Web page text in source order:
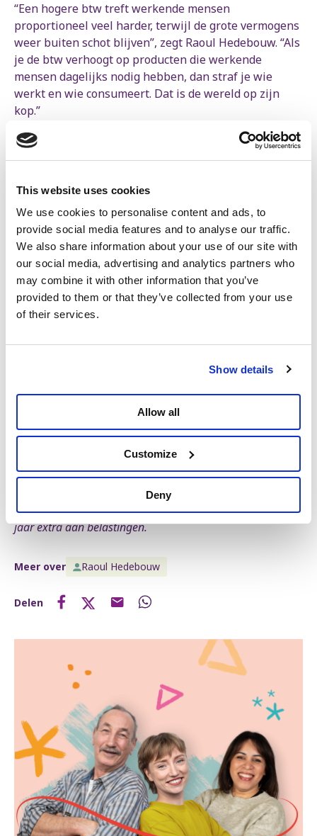
This website uses cookies
We use cookies to personalise content and ads, to
provide social media features and to analyse our traffic.
We also share information about your use of our site with
our social media, advertising and analytics partners who
may combine it with other information that you’ve
provided to them or that they’ve collected from your use
of their services.
Show details
Allow all
Customize
Deny
“Een hogere btw treft werkende mensen
proportioneel veel harder, terwijl de grote vermogens
weer buiten schot blijven”, zegt Raoul Hedebouw. “Als
je de btw verhoogt op producten die werkende
mensen dagelijks nodig hebben, dan straf je wie
werkt en wie consumeert. Dat is de wereld op zijn
kop.”
De linkse partij wijst erop dat er wel degelijk
“In plaats van de btw te verhogen, moet men de
Hedebouw. “Voer een eerlijke bijdrage in op de grote
vermogens en pak fiscale achterpoortjes aan. Zo
bescherm je de koopkracht van de werkende mensen.”
De partij roept samen met de vakbonden op tot
mobilisatie. “Als we ons niet blijven verzetten, gaat
deze regering door met sociale afbraak”, besluit Raoul
vakbonden voor een grote nationale betoging op 12
* Berekening: Het verhogen van het btw-tarief van 21%
naar 22% zou gemiddeld 1,5 à 2 miljard per jaar
opbrengen. Het samenvoegen van de tarieven van 6% en
12% naar 9% zou 1,5 à 3 miljard per jaar opbrengen. Het
voorstel van de N-VA zou dus naar schatting 3 à 5 miljard
per jaar opbrengen. Uitgaande van 5,2 miljoen gezinnen
in België is dat gemiddeld 575 à 960 euro per gezin per
jaar extra aan belastingen.
Meer over Raoul Hedebouw
Delen